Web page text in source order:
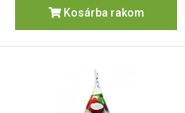
Kosárba rakom